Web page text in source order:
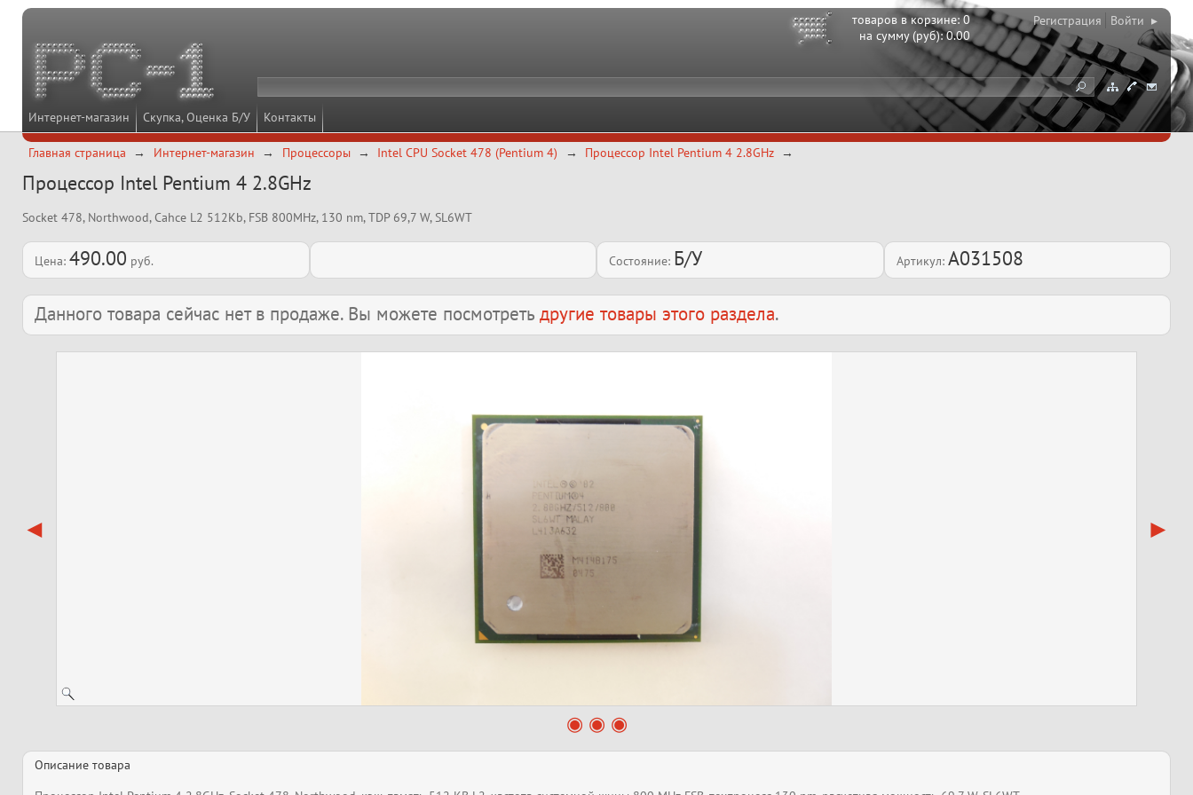
Интернет-магазин Скупка, Оценка Б/У Контакты
товаров в корзине:0
на сумму (руб):0.00
Регистрация Войти ▸
Главная страница Интернет-магазин Процессоры Intel CPU Socket 478 (Pentium 4) Процессор Intel Pentium 4 2.8GHz
Процессор Intel Pentium 4 2.8GHz
Socket 478, Northwood, Cahce L2 512Kb, FSB 800MHz, 130 nm, TDP 69,7 W, SL6WT
Цена: 490.00 руб. Состояние: Б/У Артикул: A031508
Данного товара сейчас нет в продаже. Вы можете посмотреть другие товары этого раздела.
Описание товара